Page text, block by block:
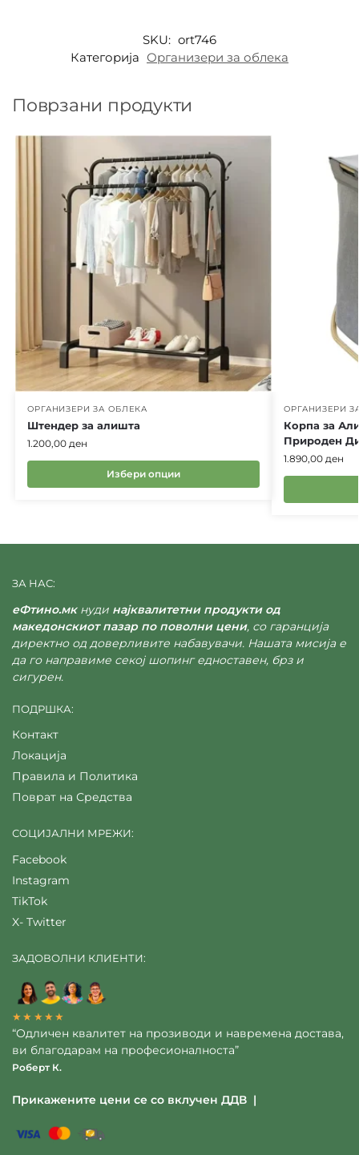
SKU: ort746
Категорија Организери за облека
Поврзани продукти
ОРГАНИЗЕРИ ЗА ОБЛЕКА
Штендер за алишта
1.200,00 ден
Избери опции
ОРГАНИЗЕРИ
Корпа за
Природен
1.890,00 ден
ЗА НАС:
еФтино.мкнуди најквалитетни продукти од
македонскиот пазар по поволни цени, со гаранција
директно од доверливите набавувачи. Нашата мисија е
да го направиме секој шопинг едноставен, брз и
сигурен.
ПОДРШКА:
Контакт
Локација
Правила и Политика
Поврат на Средства
СОЦИЈАЛНИ МРЕЖИ:
Facebook
Instagram
TikTok
X- Twitter
ЗАДОВОЛНИ КЛИЕНТИ:
★★★★★
“Одличен квалитет на прозиводи и навремена достава,
ви благодарам на професионалноста”
Роберт К.
Прикажените цени се со вклучен ДДВ |